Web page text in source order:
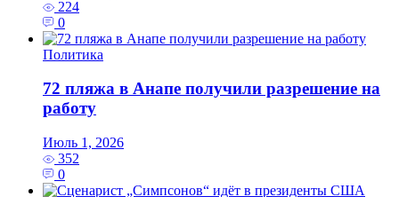
224
0
Политика
72 пляжа в Анапе получили разрешение на
работу
Июль 1, 2026
352
0